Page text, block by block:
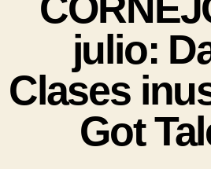
julio:
Clases
Got